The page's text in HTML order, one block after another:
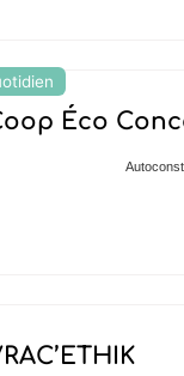
en Favoris
Éco